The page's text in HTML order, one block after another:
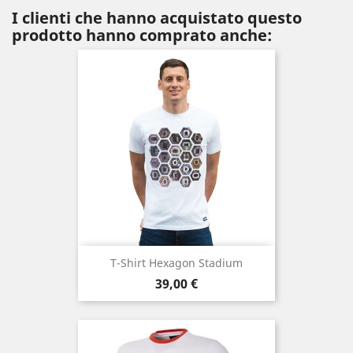
I clienti che hanno acquistato questo
prodotto hanno comprato anche:
T-Shirt Hexagon Stadium
Prezzo
39,00 €